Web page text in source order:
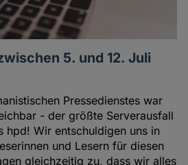
5. und 12. Juli
Pressedienstes war
- der größte Serverausfall
hpd! Wir entschuldigen uns in
und Lesern für diesen
gleichzeitig zu, dass wir alles